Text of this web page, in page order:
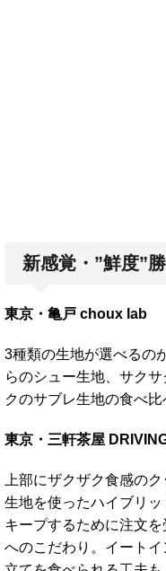
新感覚・”鮮度”
東京・亀戸 choux lab
3種類の生地が選べるの
らのシュー生地、サク
クのサブレ生地の食べ比
東京・三軒茶屋
上部にザクザク食感の
生地を使ったハイブリ
キープするために注文
へのこだわり。イート